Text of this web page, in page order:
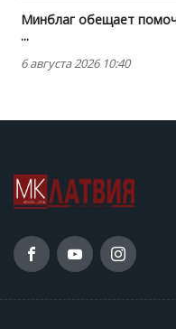
Минблаг обещает
...
6 августа 2026 10:40